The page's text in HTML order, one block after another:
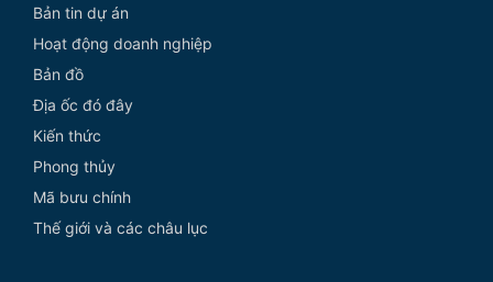
Bản tin dự án
Hoạt động doanh nghiệp
Bản đồ
Địa ốc đó đây
Kiến thức
Phong thủy
Mã bưu chính
Thế giới và các châu lục